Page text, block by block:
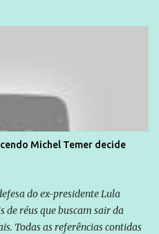
situação de risco ou têm seus
Internacional cobra do Brasil
Brasil
Michel Temer decide
do ex-presidente Lula
de réus que buscam sair da
Todas as referências contidas